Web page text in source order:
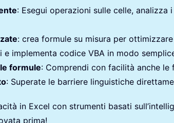
: Esegui operazioni sulle celle,
: crea formule su misura per
e implementa codice VBA in modo
formule: Comprendi con facilità anche le
: Superate le barriere linguistiche
in Excel con strumenti basati
prima!